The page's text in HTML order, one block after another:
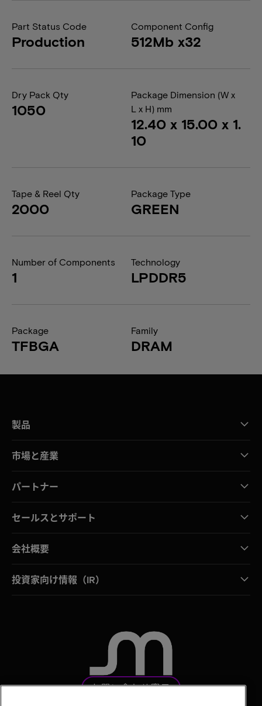
Part Status Code
Production
Component Config
512Mb x32
Dry Pack Qty
1050
Package Dimension (W x
L x H) mm
12.40 x 15.00 x 1.
10
Tape & Reel Qty
2000
Package Type
GREEN
Number of Components
1
Technology
LPDDR5
Package
TFBGA
Family
DRAM
製品
市場と産業
パートナー
セールスとサポート
会社概要
投資家向け情報（IR）
お問い合わせ窓口